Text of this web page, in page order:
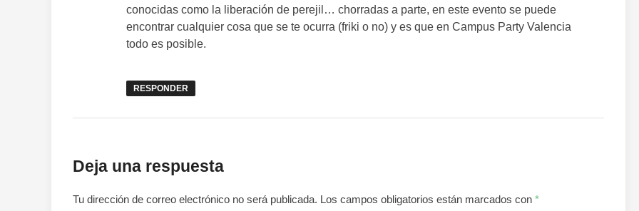
conocidas como la liberación de perejil… chorradas a parte, en este evento se puede
encontrar cualquier cosa que se te ocurra (friki o no) y es que en Campus Party Valencia
todo es posible.
RESPONDER
Deja una respuesta
Tu dirección de correo electrónico no será publicada. Los campos obligatorios están marcados con *